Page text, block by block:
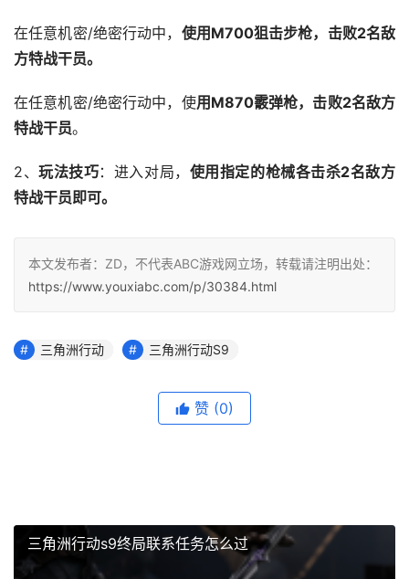
在任意机密/绝密行动中， 使用M700狙击步枪，击败2名敌
方特战干员。
在任意机密/绝密行动中，使用M870霰弹枪，击败2名敌方
特战干员。
2、玩法技巧：进入对局， 使用指定的枪械各击杀2名敌方
特战干员即可。
本文发布者：ZD，不代表ABC游戏网立场，转载请注明出处：
https://www.youxiabc.com/p/30384.html
三角洲行动 三角洲行动S9
赞 (0)
三角洲行动s9终局联系任务怎么过